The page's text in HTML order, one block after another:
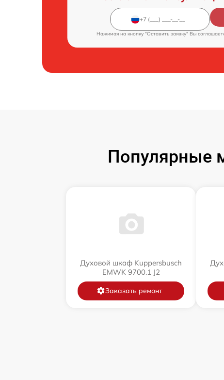
Нажимая на кнопку "Оставить заявку" Вы
Популярные
Духовой шкаф Kuppersbusch
EMWK 9700.1 J2
Заказать ремонт